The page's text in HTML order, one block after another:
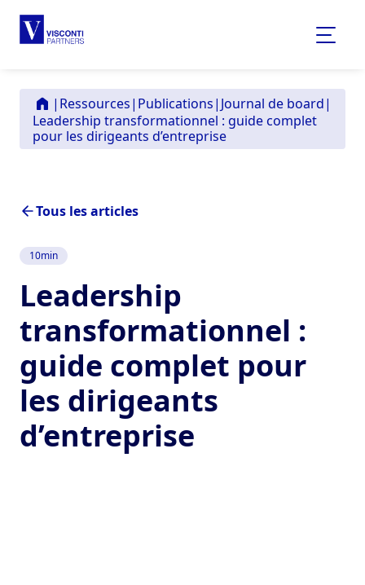
| Ressources| Publications| Journal de board|
Leadership transformationnel : guide complet
pour les dirigeants d’entreprise
Tous les articles
10min
Leadership
transformationnel :
guide complet pour
les dirigeants
d’entreprise